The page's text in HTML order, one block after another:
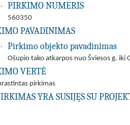
PIRKIMO NUMERIS
560350
PAVADINIMAS
Pirkimo objekto pavadinimas
Ošupio tako atkarpos nuo Šviesos g.
VERTĖ
pirkimas
YRA SUSIJĘS SU